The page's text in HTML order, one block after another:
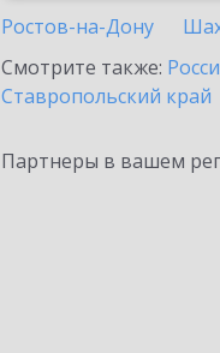
Ростов-на-Дону
Смотрите также:
Ставропольский край
Партнеры в вашем